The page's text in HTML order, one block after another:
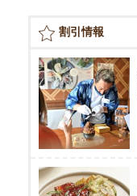
割引情報